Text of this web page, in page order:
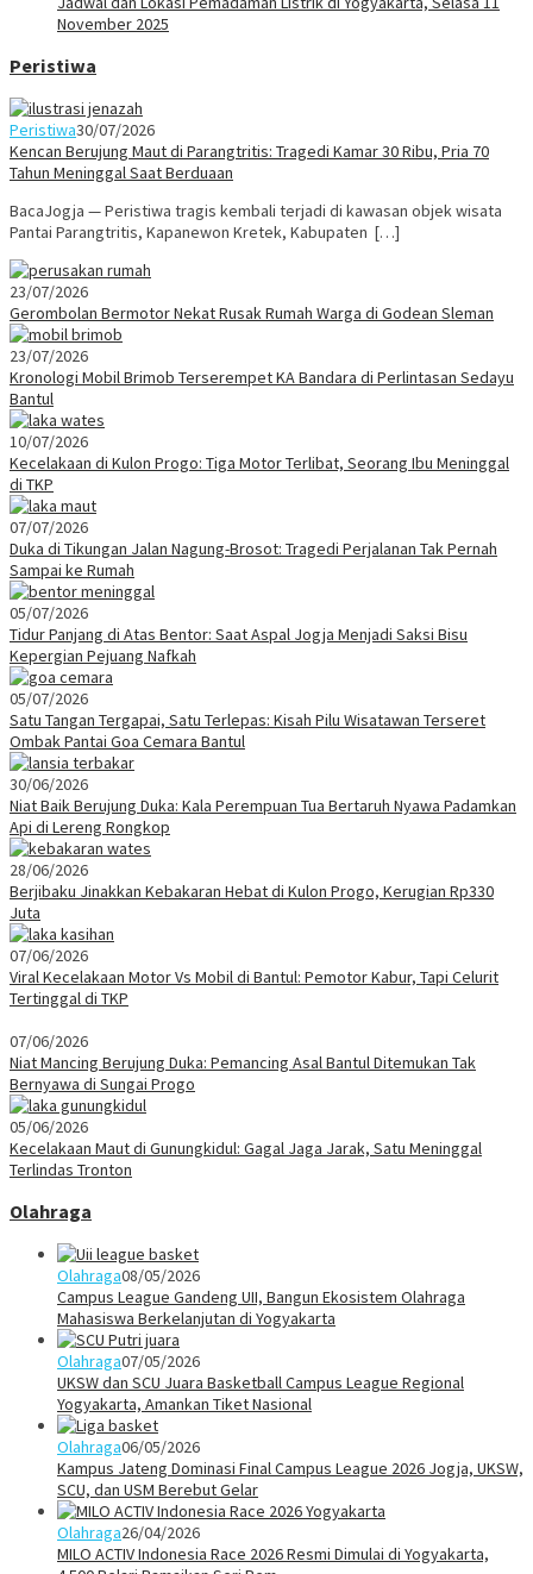
November 2025
Peristiwa
Peristiwa30/07/2026
Kencan Berujung Maut di Parangtritis: Tragedi Kamar 30 Ribu, Pria 70
Tahun Meninggal Saat Berduaan
BacaJogja — Peristiwa tragis kembali terjadi di kawasan objek wisata
Pantai Parangtritis, Kapanewon Kretek, Kabupaten […]
23/07/2026
Gerombolan Bermotor Nekat Rusak Rumah Warga di Godean Sleman
23/07/2026
Kronologi Mobil Brimob Terserempet KA Bandara di Perlintasan Sedayu
Bantul
10/07/2026
Kecelakaan di Kulon Progo: Tiga Motor Terlibat, Seorang Ibu Meninggal
di TKP
07/07/2026
Duka di Tikungan Jalan Nagung-Brosot: Tragedi Perjalanan Tak Pernah
Sampai ke Rumah
05/07/2026
Tidur Panjang di Atas Bentor: Saat Aspal Jogja Menjadi Saksi Bisu
Kepergian Pejuang Nafkah
05/07/2026
Satu Tangan Tergapai, Satu Terlepas: Kisah Pilu Wisatawan Terseret
Ombak Pantai Goa Cemara Bantul
30/06/2026
Niat Baik Berujung Duka: Kala Perempuan Tua Bertaruh Nyawa Padamkan
Api di Lereng Rongkop
28/06/2026
Berjibaku Jinakkan Kebakaran Hebat di Kulon Progo, Kerugian Rp330
Juta
07/06/2026
Viral Kecelakaan Motor Vs Mobil di Bantul: Pemotor Kabur, Tapi Celurit
Tertinggal di TKP
07/06/2026
Niat Mancing Berujung Duka: Pemancing Asal Bantul Ditemukan Tak
Bernyawa di Sungai Progo
05/06/2026
Kecelakaan Maut di Gunungkidul: Gagal Jaga Jarak, Satu Meninggal
Terlindas Tronton
Olahraga
Olahraga08/05/2026
Campus League Gandeng UII, Bangun Ekosistem Olahraga
Mahasiswa Berkelanjutan di Yogyakarta
Olahraga07/05/2026
UKSW dan SCU Juara Basketball Campus League Regional
Yogyakarta, Amankan Tiket Nasional
Olahraga06/05/2026
Kampus Jateng Dominasi Final Campus League 2026 Jogja, UKSW,
SCU, dan USM Berebut Gelar
Olahraga26/04/2026
MILO ACTIV Indonesia Race 2026 Resmi Dimulai di Yogyakarta,